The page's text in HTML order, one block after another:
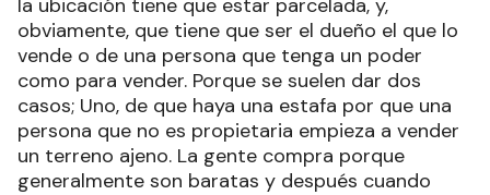
la ubicación tiene que estar parcelada, y,
obviamente, que tiene que ser el dueño el que lo
vende o de una persona que tenga un poder
como para vender. Porque se suelen dar dos
casos; Uno, de que haya una estafa por que una
persona que no es propietaria empieza a vender
un terreno ajeno. La gente compra porque
generalmente son baratas y después cuando